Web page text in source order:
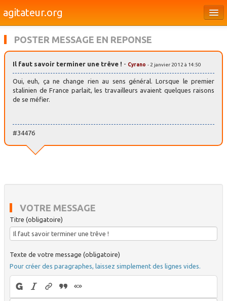
agitateur.org
Bourges & le Cher
Culture
Brèves
POSTER MESSAGE EN REPONSE
Il faut savoir terminer une trêve ! - Cyrano - 2 janvier 2012 à 14:50
Oui, euh, ça ne change rien au sens général. Lorsque le premier
stalinien de France parlait, les travailleurs avaient quelques raisons
de se méfier.
#34476
VOTRE MESSAGE
Titre (obligatoire)
Texte de votre message (obligatoire)
Pour créer des paragraphes, laissez simplement des lignes vides.